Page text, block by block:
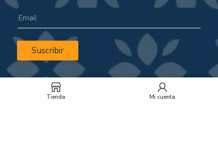
Suscribir
Síguenos
Tienda Mi cuenta